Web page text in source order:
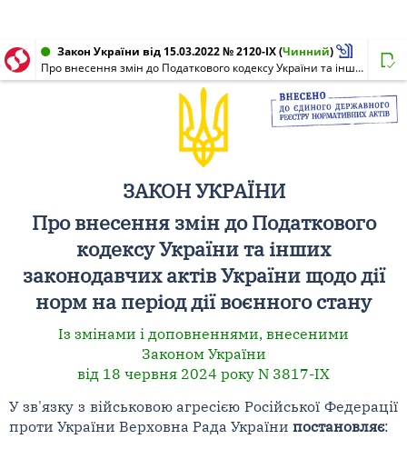
Закон України від 15.03.2022 № 2120-IX(Чинний)
Про внесення змін до Податкового кодексу України та інших законодавчих актів України щодо дії норм на період дії воєнного стану